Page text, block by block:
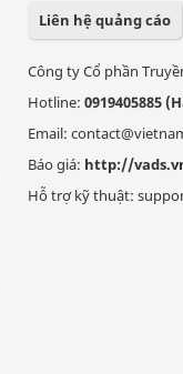
Liên hệ quảng cáo
Công ty Cổ phần
Hotline: 0919405885
Email:
Báo giá: http://
Hỗ trợ kỹ thuật: